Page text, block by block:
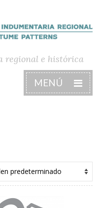
regional e histórica
MENÚ